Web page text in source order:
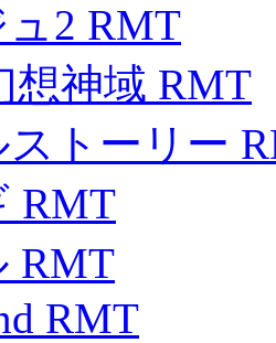
ュ2 RMT
想神域 RMT
ストーリー
RMT
RMT
RMT